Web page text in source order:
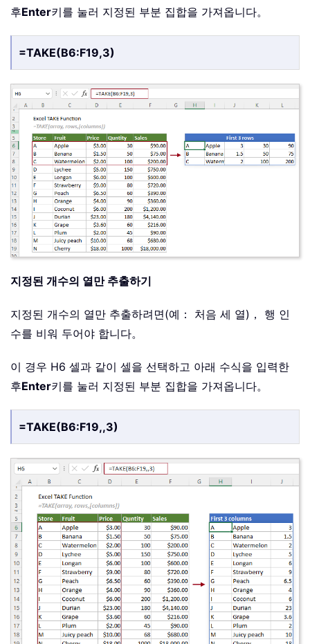
후Enter키를 눌러 지정된 부분 집합을 가져옵니다。
=TAKE(B6:F19,3)
지정된 개수의 열만 추출하기
지정된 개수의 열만 추출하려면(예： 처음 세 열)， 행 인
수를 비워 두어야 합니다。
이 경우 H6 셀과 같이 셀을 선택하고 아래 수식을 입력한
후Enter키를 눌러 지정된 부분 집합을 가져옵니다。
=TAKE(B6:F19,,3)